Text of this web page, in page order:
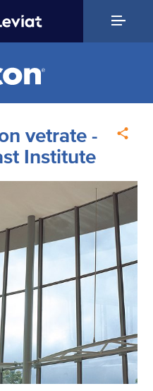
vetrate -
Institute